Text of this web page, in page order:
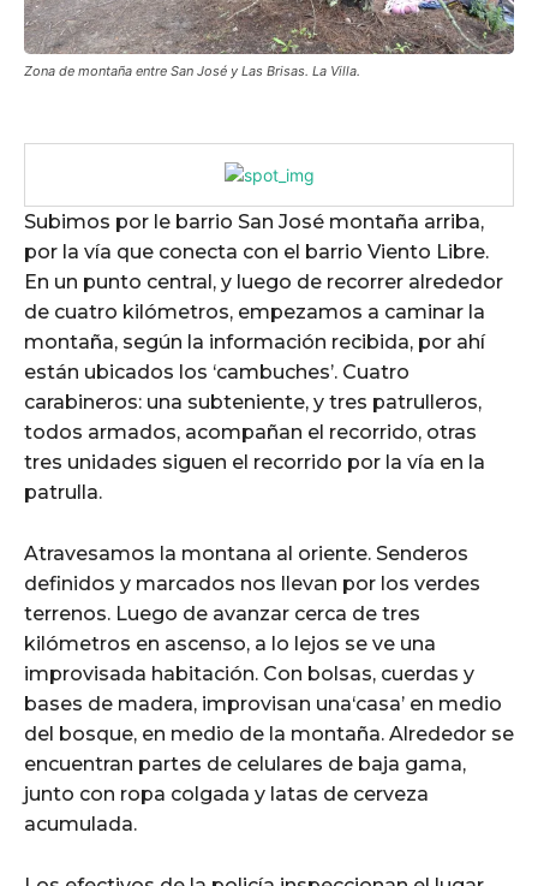
Zona de montaña entre San José y Las Brisas. La Villa.
Subimos por le barrio San José montaña arriba,
por la vía que conecta con el barrio Viento Libre.
En un punto central, y luego de recorrer alrededor
de cuatro kilómetros, empezamos a caminar la
montaña, según la información recibida, por ahí
están ubicados los ‘cambuches’. Cuatro
carabineros: una subteniente, y tres patrulleros,
todos armados, acompañan el recorrido, otras
tres unidades siguen el recorrido por la vía en la
patrulla.
Atravesamos la montana al oriente. Senderos
definidos y marcados nos llevan por los verdes
terrenos. Luego de avanzar cerca de tres
kilómetros en ascenso, a lo lejos se ve una
improvisada habitación. Con bolsas, cuerdas y
bases de madera, improvisan una‘casa’ en medio
del bosque, en medio de la montaña. Alrededor se
encuentran partes de celulares de baja gama,
junto con ropa colgada y latas de cerveza
acumulada.